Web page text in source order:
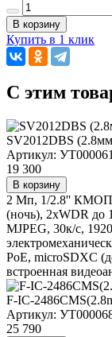
В корзину
Купить в 1 клик
C этим
SV2012DBS
Артикул:
19 300
В корзину
2 Мп, 1/2.8'' КМОП
(ночь), 2xWDR до
MJPEG, 30к/с,
PoE, microSDXC
встроенная
F-IC-
Артикул:
25 790